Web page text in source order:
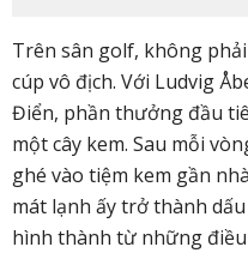
Trên sân golf, không
cúp vô địch. Với Ludvig
Điển, phần thưởng đầu
một cây kem. Sau mỗi
ghé vào tiệm kem gần
mát lạnh ấy trở thành
hình thành từ những